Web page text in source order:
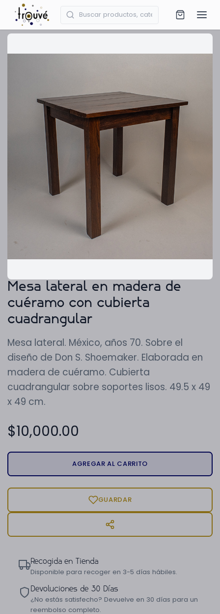
Mesa lateral en madera de
cuéramo con cubierta
cuadrangular
Mesa lateral. México, años 70. Sobre el
diseño de Don S. Shoemaker. Elaborada en
madera de cuéramo. Cubierta
cuadrangular sobre soportes lisos. 49.5 x 49
x 49 cm.
$10,000.00
AGREGAR AL CARRITO
GUARDAR
Recogida en Tienda
Disponible para recoger en 3-5 días hábiles.
Devoluciones de 30 Días
¿No estás satisfecho? Devuelve en 30 días para un
reembolso completo.